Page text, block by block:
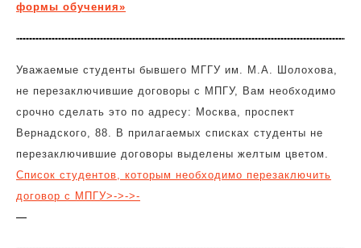
формы обучения»
Уважаемые студенты бывшего МГГУ им. М.А. Шолохова,
не перезаключившие договоры с МПГУ, Вам необходимо
срочно сделать это по адресу: Москва, проспект
Вернадского, 88. В прилагаемых списках студенты не
перезаключившие договоры выделены желтым цветом.
Список студентов, которым необходимо перезаключить
договор с МПГУ>->->-
—